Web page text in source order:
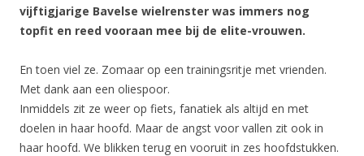
vijftigjarige Bavelse wielrenster was immers nog
topfit en reed vooraan mee bij de elite-vrouwen.
En toen viel ze. Zomaar op een trainingsritje met vrienden.
Met dank aan een oliespoor.
Inmiddels zit ze weer op fiets, fanatiek als altijd en met
doelen in haar hoofd. Maar de angst voor vallen zit ook in
haar hoofd. We blikken terug en vooruit in zes hoofdstukken.